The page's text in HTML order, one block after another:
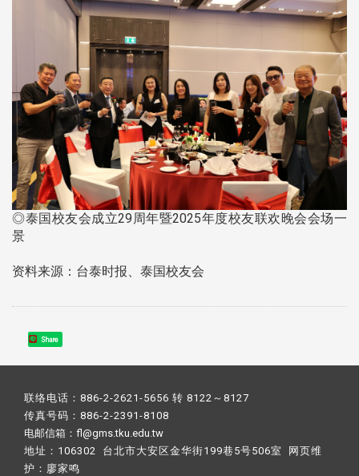
◎泰国校友会成立29周年暨2025年度校友联欢晚会会场一
景
资料来源：台泰时报、泰国校友会
Share
联络电话：886-2-2621-5656 转 8122～8127
传真号码：886-2-2391-8108
电邮信箱：fl@gms.tku.edu.tw
地址：106302 台北市大安区金华街199巷5号506室 网页维
护： 廖家鸣​